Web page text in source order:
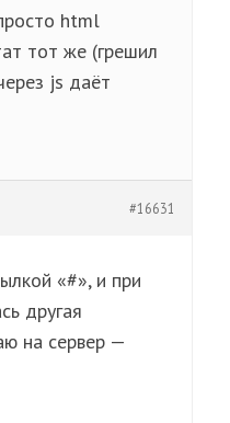
html
тот же (грешил
js даёт
#16631
«#», и при
другая
на сервер —